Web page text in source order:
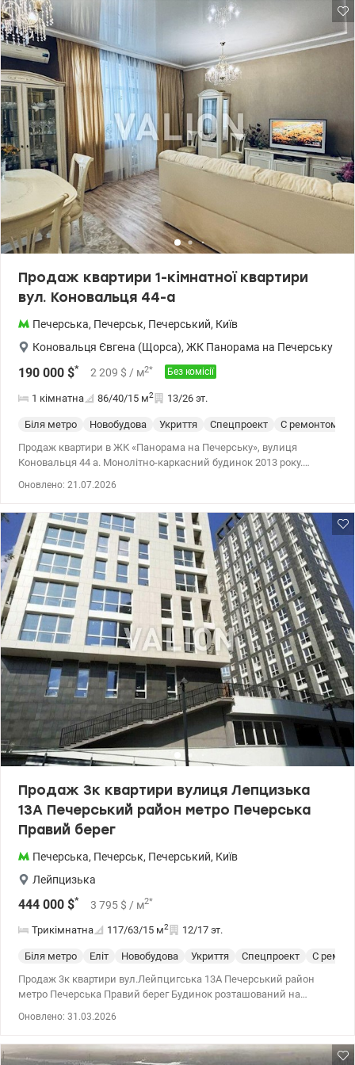
поверх 9/26 - висота стелі 2,85 м2 - дизайнерський ремонт з
якісними меблями та технікою - планування: велика вітальня
об'єднана з кухнею, затишна спальня з балконом, ванна
кімната, гардеробна, гостьовий санвузол - монолітно-каркасний
будинок 2011 року будівництва - клас бізнес - централізоване
опалення - резервне живлення (генератор) - пропускна система
- консьєрж сервіс та охорона, відеонагляд - наземний і
трирівневий підземний паркінг Інфраструктура: - тиха й затишна
локація будинку, поза межами інтенсивного руху, всього 5
хвилин пішки до станції метро «Печерська» - поруч КНУКіМ,
супермаркети, навчальні заклади, ресторани, медичні установи
- будинок має свою інфраструктуру: кафе, ресторани, салони
краси, магазини Телефонуйте для запису на перегляд ціна
214000 у.о. 0937470721 Наталя valion.ua/1147883
Продаж квартири 1-кімнатної квартири
вул. Коновальця 44-а
Печерська, Печерськ, Печерський, Київ
Коновальця Євгена (Щорса), ЖК Панорама на Печерську
190 000 $* 2 209 $ / м2* Без комісії
1 кімнатна 86/40/15 м2 13/26 эт.
Біля метро Новобудова Укриття Спецпроект
С ремонтом
Продаж квартири в ЖК «Панорама на Печерську», вулиця
Коновальця 44 а. Монолітно-каркасний будинок 2013 року.
Двір із власною парковкою та дитячим майданчиком
Інфраструктура: Поруч школи, дитячі садки, супермаркети, кафе
та спортивні зали. Зручна транспортна розвязка дозволяє
швидко дістатися в будь який куточок міста. Є підземний
паркінг, слугує як укриття. Ціна 190000 у.о Моб. (096) 59-43-044
Віта, без комісії. valion.ua/1122600
Оновлено: 21.07.2026
Продаж 3к квартири вулиця Лепцизька
13А Печерський район метро Печерська
Правий берег
Печерська, Печерськ, Печерський, Київ
Лейпцизька
444 000 $* 3 795 $ / м2*
Трикімнатна 117/63/15 м2 12/17 эт.
Біля метро Еліт Новобудова Укриття Спецпроект
С
Продаж 3к квартири вул.Лейпцигська 13А Печерський район
метро Печерська Правий берег Будинок розташований на
117,4 м2, житлова 63,2 м2; (кухня-столова, вітальня, 2 спальні, 2
Оновлено: 31.03.2026